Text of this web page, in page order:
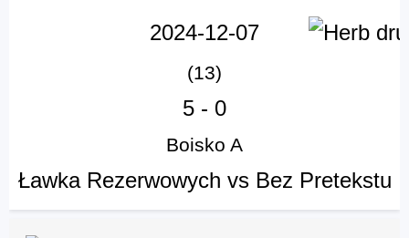
2024-12-07
(13)
5 - 0
Boisko A
Ławka Rezerwowych vs Bez Pretekstu